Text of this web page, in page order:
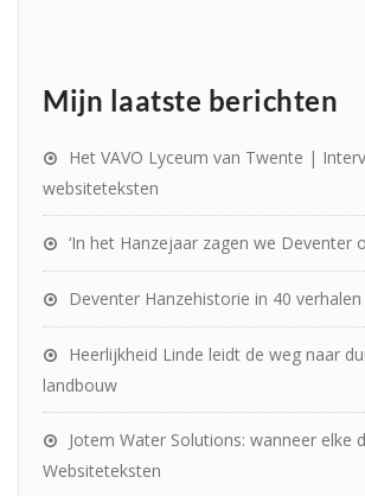
Mijn laatste berichten
Het VAVO Lyceum van Twente |
websiteteksten
‘In het Hanzejaar zagen we Deventer
Deventer Hanzehistorie in 40 verhalen
Heerlijkheid Linde leidt de weg naar
landbouw
Jotem Water Solutions: wanneer elke
Websiteteksten